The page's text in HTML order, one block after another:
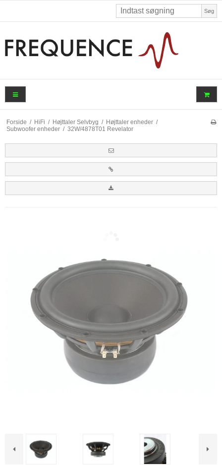
Søg
Forside / HiFi / Højttaler Selvbyg / Højttaler enheder /
Subwoofer enheder / 32W/4878T01 Revelator